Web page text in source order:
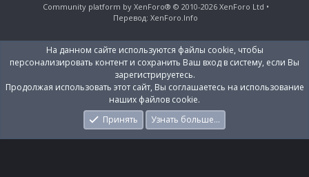
Community platform by XenForo® © 2010-2026 XenForo Ltd
Перевод: XenForo.Info
На данном сайте используются файлы cookie, чтобы
персонализировать контент и сохранить Ваш вход в систему, если Вы
зарегистрируетесь.
Продолжая использовать этот сайт, Вы соглашаетесь на использование
наших файлов cookie.
Принять
Узнать больше…